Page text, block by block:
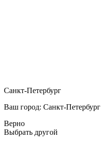
Санкт-Петербург
Ваш город: Санкт-Петербург
Верно
Выбрать другой